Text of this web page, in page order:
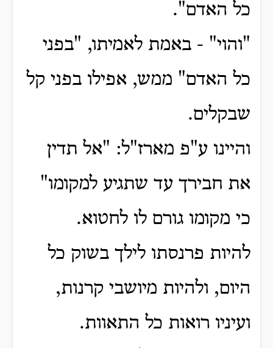
כל האדם".
"והוי" - באמת לאמיתו, "בפני
כל האדם" ממש, אפילו בפני קל
שבקלים.
והיינו ע"פ מארז"ל: "אל תדין
את חבירך עד שתגיע למקומו"
כי מקומו גורם לו לחטוא.
להיות פרנסתו לילך בשוק כל
היום, ולהיות מיושבי קרנות,
ועיניו רואות כל התאוות.